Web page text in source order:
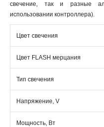
свечение, так и разные
использовании контроллера).
Цвет свечения
Цвет FLASH мерцания
Тип свечения
Напряжение, V
Мощность, Вт